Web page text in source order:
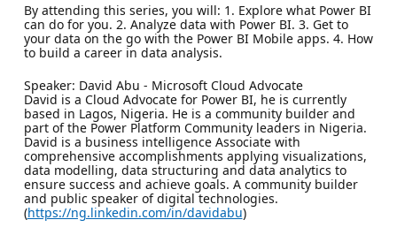
By attending this series, you will: 1. Explore what Power BI
can do for you. 2. Analyze data with Power BI. 3. Get to
your data on the go with the Power BI Mobile apps. 4. How
to build a career in data analysis.
Speaker: David Abu - Microsoft Cloud Advocate
David is a Cloud Advocate for Power BI, he is currently
based in Lagos, Nigeria. He is a community builder and
part of the Power Platform Community leaders in Nigeria.
David is a business intelligence Associate with
comprehensive accomplishments applying visualizations,
data modelling, data structuring and data analytics to
ensure success and achieve goals. A community builder
and public speaker of digital technologies.
(https://ng.linkedin.com/in/davidabu)